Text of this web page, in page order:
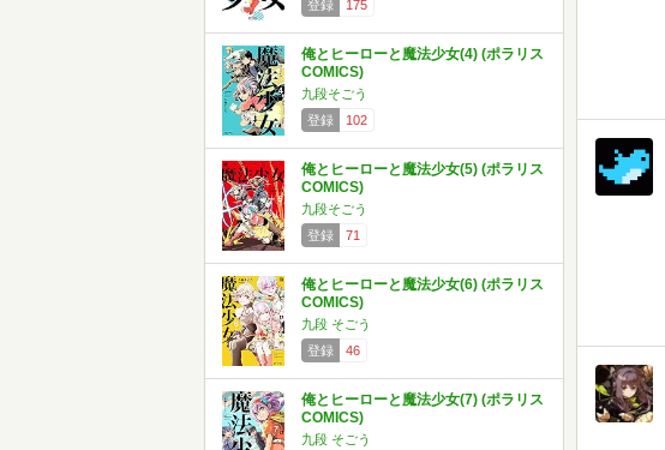
登録
175
俺とヒーローと魔法少女(4) (ポラリス
COMICS)
九段そごう
登録
102
俺とヒーローと魔法少女(5) (ポラリス
COMICS)
九段そごう
登録
71
俺とヒーローと魔法少女(6) (ポラリス
COMICS)
九段 そごう
登録
46
俺とヒーローと魔法少女(7) (ポラリス
COMICS)
九段 そごう